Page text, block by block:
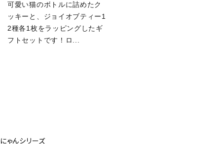
可愛い猫のボトルに詰めたク
ッキーと、ジョイオブティー1
2種各1枚をラッピングしたギ
フトセットです！ロ...
にゃんシリーズ